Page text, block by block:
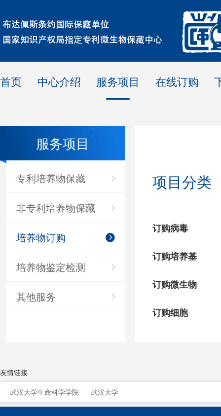
首页 中心介绍 服务项目 在线订购
服务项目
专利培养物保藏
非专利培养物保藏
培养物订购
培养物鉴定检测
其他服务
项目分类
订购病毒
订购培养基
订购微生物
订购细胞
友情链接
武汉大学生命科学学院
武汉大学